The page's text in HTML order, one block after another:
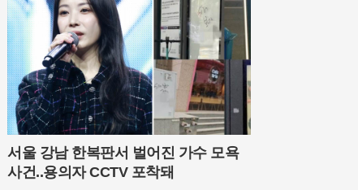
서울 강남 한복판서 벌어진 가수 모욕
사건..용의자 CCTV 포착돼